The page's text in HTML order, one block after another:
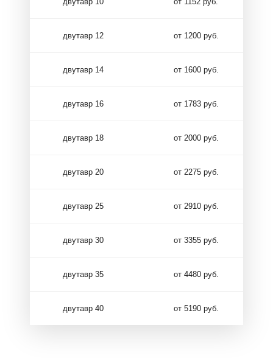
двутавр 12 от 1200 руб.
двутавр 14 от 1600 руб.
двутавр 16 от 1783 руб.
двутавр 18 от 2000 руб.
двутавр 20 от 2275 руб.
двутавр 25 от 2910 руб.
двутавр 30 от 3355 руб.
двутавр 35 от 4480 руб.
двутавр 40 от 5190 руб.